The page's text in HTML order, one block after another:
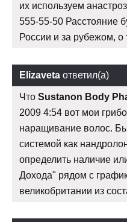
их используем
555-55-50 Расстояние
России и за рубежом, о
Elizaveta ответил(а)
Что Sustanon Body
2009 4:54 вот мои
наращивание волос.
системой как
определить наличие
Дохода" рядом с
великобритании из